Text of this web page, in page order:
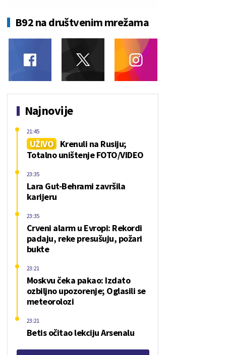
B92 na društvenim mrežama
Najnovije
UŽIVO
Krenuli na Rusiju;
Totalno uništenje FOTO/VIDEO
21:45
Lara Gut-Behrami završila
karijeru
23:35
Crveni alarm u Evropi: Rekordi
padaju, reke presušuju, požari
bukte
23:35
Moskvu čeka pakao: Izdato
ozbiljno upozorenje; Oglasili se
meteorolozi
23:21
Betis očitao lekciju Arsenalu
23:21